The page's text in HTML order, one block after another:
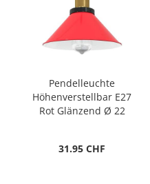
Pendelleuchte
Höhenverstellbar E27
Rot Glänzend Ø 22
31.95 CHF